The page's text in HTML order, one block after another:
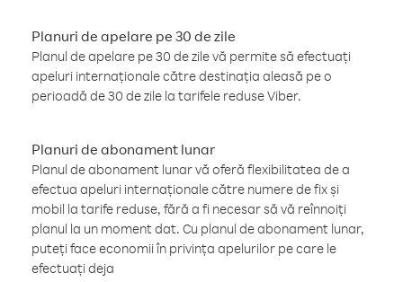
Planuri de apelare pe 30 de zile
Planul de apelare pe 30 de zile vă permite să efectuați
apeluri internaționale către destinația aleasă pe o
perioadă de 30 de zile la tarifele reduse Viber.
Planuri de abonament lunar
Planul de abonament lunar vă oferă flexibilitatea de a
efectua apeluri internaționale către numere de fix și
mobil la tarife reduse, fără a fi necesar să vă reînnoiți
planul la un moment dat. Cu planul de abonament lunar,
puteți face economii în privința apelurilor pe care le
efectuați deja